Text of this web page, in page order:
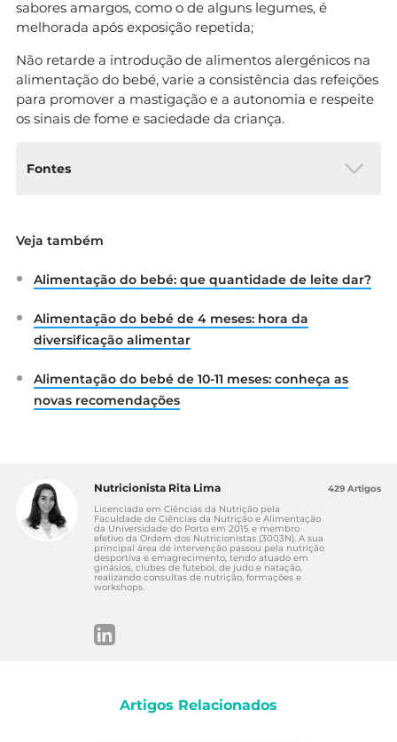
sabores amargos, como o de alguns legumes, é
melhorada após exposição repetida;
Não retarde a introdução de alimentos alergénicos na
alimentação do bebé, varie a consistência das refeições
para promover a mastigação e a autonomia e respeite
os sinais de fome e saciedade da criança.
Fontes
the European Society for Paediatric
(ESPGHAN) Committee on Nutrition”. Disponível
01000/Complementary_Feeding___A_Position_
Paper_by_the.21.aspx
diversificação alimentar – abandonemos as
normas da SPP”. Disponível
Veja também
Alimentação do bebé: que quantidade de leite dar?
Alimentação do bebé de 4 meses: hora da
diversificação alimentar
Alimentação do bebé de 10-11 meses: conheça as
novas recomendações
Nutricionista Rita Lima
Licenciada em Ciências da Nutrição pela
Faculdade de Ciências da Nutrição e Alimentação
da Universidade do Porto em 2015 e membro
efetivo da Ordem dos Nutricionistas (3003N). A sua
principal área de intervenção passou pela nutrição
desportiva e emagrecimento, tendo atuado em
ginásios, clubes de futebol, de judo e natação,
realizando consultas de nutrição, formações e
workshops.
429 Artigos
Artigos Relacionados